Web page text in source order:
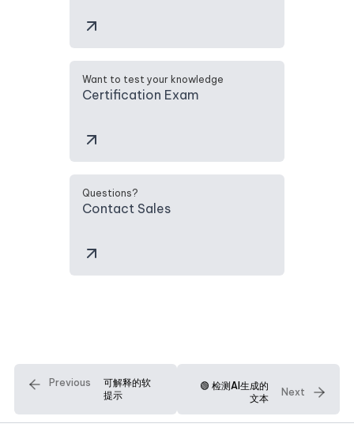
Want to test your knowledge
Certification Exam
Questions?
Contact Sales
Previous
可解释的软
提示
🟢 检测AI生成的
文本
Next